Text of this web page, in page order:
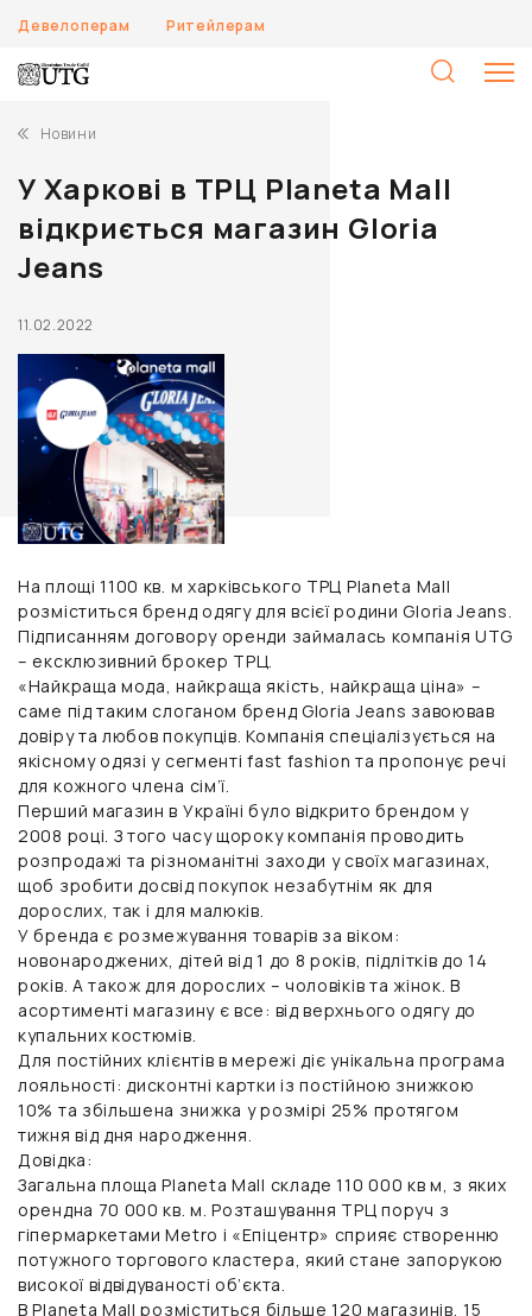
Девелоперам Ритейлерам
Новини
У Харкові в ТРЦ Planeta Mall
відкриється магазин Gloria
Jeans
11.02.2022
На площі 1100 кв. м харківського ТРЦ Planeta Mall
розміститься бренд одягу для всієї родини Gloria Jeans.
Підписанням договору оренди займалась компанія UTG
– ексклюзивний брокер ТРЦ.
«Найкраща мода, найкраща якість, найкраща ціна» –
саме під таким слоганом бренд Gloria Jeans завоював
довіру та любов покупців. Компанія спеціалізується на
якісному одязі у сегменті fast fashion та пропонує речі
для кожного члена сім’ї.
Перший магазин в Україні було відкрито брендом у
2008 році. З того часу щороку компанія проводить
розпродажі та різноманітні заходи у своїх магазинах,
щоб зробити досвід покупок незабутнім як для
дорослих, так і для малюків.
У бренда є розмежування товарів за віком:
новонароджених, дітей від 1 до 8 років, підлітків до 14
років. А також для дорослих – чоловіків та жінок. В
асортименті магазину є все: від верхнього одягу до
купальних костюмів.
Для постійних клієнтів в мережі діє унікальна програма
лояльності: дисконтні картки із постійною знижкою
10% та збільшена знижка у розмірі 25% протягом
тижня від дня народження.
Довідка:
Загальна площа Planeta Mall складе 110 000 кв м, з яких
орендна 70 000 кв. м. Розташування ТРЦ поруч з
гіпермаркетами Metro і «Епіцентр» сприяє створенню
потужного торгового кластера, який стане запорукою
високої відвідуваності об’єкта.
В Planeta Mall розміститься більше 120 магазинів, 15